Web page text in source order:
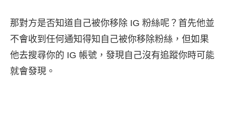
那對方是否知道自己被你移除 IG 粉絲呢？首先他並
不會收到任何通知得知自己被你移除粉絲，但如果
他去搜尋你的 IG 帳號，發現自己沒有追蹤你時可能
就會發現。